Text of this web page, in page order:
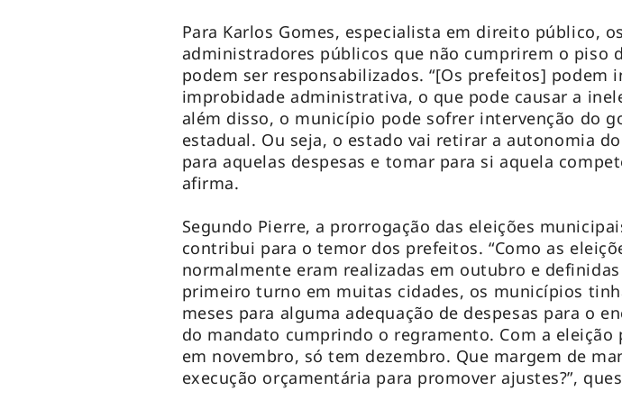
Para Karlos Gomes, especialista em direito público, os
administradores públicos que não cumprirem o piso
podem ser responsabilizados. “[Os prefeitos] podem
improbidade administrativa, o que pode causar a
além disso, o município pode sofrer intervenção do
estadual. Ou seja, o estado vai retirar a autonomia
para aquelas despesas e tomar para si aquela
afirma.
Segundo Pierre, a prorrogação das eleições
contribui para o temor dos prefeitos. “Como as
normalmente eram realizadas em outubro e
primeiro turno em muitas cidades, os municípios
meses para alguma adequação de despesas para o
do mandato cumprindo o regramento. Com a eleição
em novembro, só tem dezembro. Que margem de
execução orçamentária para promover ajustes?”,